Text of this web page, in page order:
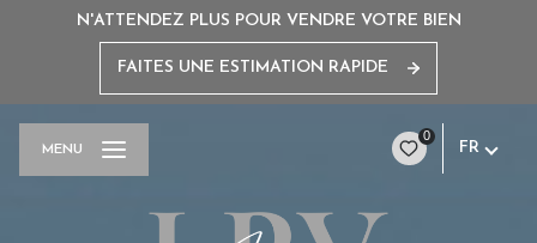
N'ATTENDEZ PLUS POUR VENDRE VOTRE BIEN
FAITES UNE ESTIMATION RAPIDE
0
FR
MENU